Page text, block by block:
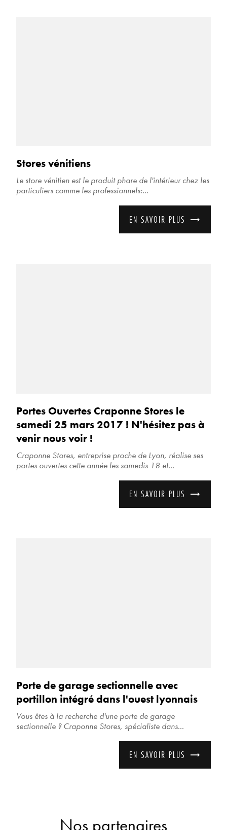
Stores vénitiens
Le store vénitien est le produit phare de l'intérieur chez les
particuliers comme les professionnels:...
EN SAVOIR PLUS
Portes Ouvertes Craponne Stores le
samedi 25 mars 2017 ! N'hésitez pas à
venir nous voir !
Craponne Stores, entreprise proche de Lyon, réalise ses
portes ouvertes cette année les samedis 18 et...
EN SAVOIR PLUS
Porte de garage sectionnelle avec
portillon intégré dans l'ouest lyonnais
Vous êtes à la recherche d'une porte de garage
sectionnelle ? Craponne Stores, spécialiste dans...
EN SAVOIR PLUS
Nos partenaires